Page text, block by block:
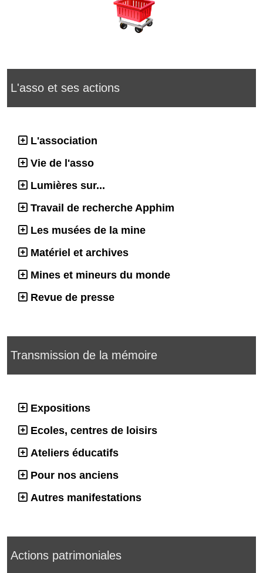
L'asso et ses actions
L'association
Vie de l'asso
Lumières sur...
Travail de recherche Apphim
Les musées de la mine
Matériel et archives
Mines et mineurs du monde
Revue de presse
Transmission de la mémoire
Expositions
Ecoles, centres de loisirs
Ateliers éducatifs
Pour nos anciens
Autres manifestations
Actions patrimoniales